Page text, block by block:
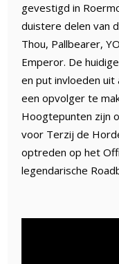
gevestigd in
duistere delen van
Thou, Pallbearer,
Emperor. De
en put invloeden uit
een opvolger te
Hoogtepunten zijn
voor Terzij de
optreden op het
legendarische